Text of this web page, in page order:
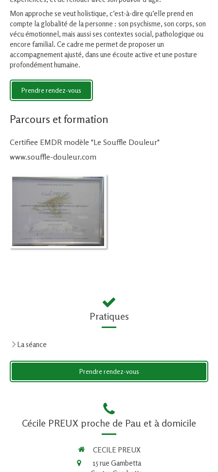
Mon approche se veut holistique, c’est-à-dire qu’elle prend en
compte la globalité de la personne : son psychisme, son corps, son
vécu émotionnel, mais aussi ses contextes social, pathologique ou
encore familial. Ce cadre me permet de proposer un
accompagnement ajusté, dans une écoute active et une posture
profondément humaine.
Prendre rendez-vous
Parcours et formation
Certifiee EMDR modèle "Le Souffle Douleur"
www.souffle-douleur.com
Pratiques
La séance
Prendre rendez-vous
Cécile PREUX proche de Pau et à domicile
CECILE PREUX
15 rue Gambetta